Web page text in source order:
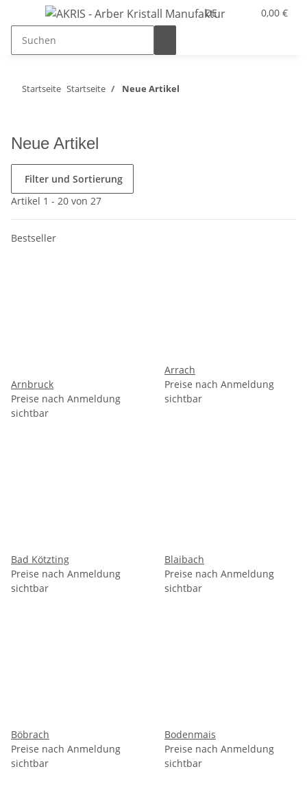
DE 0,00 €
Startseite Startseite Neue Artikel
Neue Artikel
Filter und Sortierung
Artikel 1 - 20 von 27
Bestseller
Arnbruck
Preise nach Anmeldung
sichtbar
Arrach
Preise nach Anmeldung
sichtbar
Bad Kötzting
Preise nach Anmeldung
sichtbar
Blaibach
Preise nach Anmeldung
sichtbar
Böbrach
Preise nach Anmeldung
sichtbar
Bodenmais
Preise nach Anmeldung
sichtbar